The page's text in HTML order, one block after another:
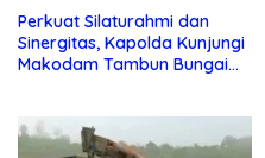
Perkuat Silaturahmi dan
Sinergitas, Kapolda Kunjungi
Makodam Tambun Bungai